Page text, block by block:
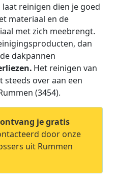
reinigen dien je goed
materiaal en de
met zich meebrengt.
dan
dakpannen
Het reinigen van
steeds over aan een
(3454).
ontvang je gratis
door onze
uit Rummen